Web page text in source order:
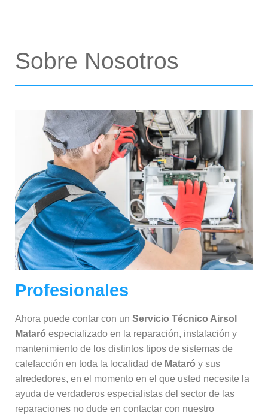
Sobre Nosotros
Profesionales
Ahora puede contar con un Servicio Técnico Airsol
Mataró especializado en la reparación, instalación y
mantenimiento de los distintos tipos de sistemas de
calefacción en toda la localidad de Mataró y sus
alrededores, en el momento en el que usted necesite la
ayuda de verdaderos especialistas del sector de las
reparaciones no dude en contactar con nuestro